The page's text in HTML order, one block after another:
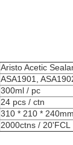
Aristo Acetic
ASA1901,
300ml / pc
24 pcs / ctn
310 * 210 * 240mm
2000ctns / 20'FCL